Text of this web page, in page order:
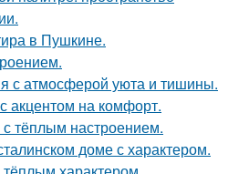
в Пушкине.
с атмосферой уюта и тишины.
акцентом на комфорт.
тёплым настроением.
доме с характером.